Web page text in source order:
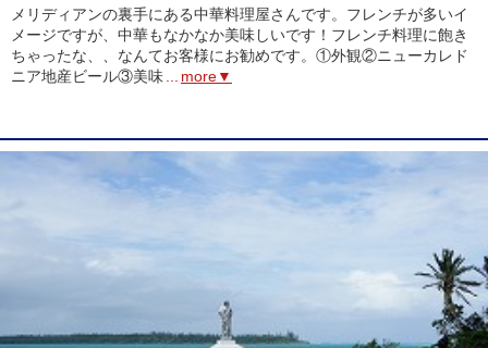
メリディアンの裏手にある中華料理屋さんです。フレンチが多いイ
メージですが、中華もなかなか美味しいです！フレンチ料理に飽き
ちゃったな、、なんてお客様にお勧めです。①外観②ニューカレド
ニア地産ビール③美味... more▼